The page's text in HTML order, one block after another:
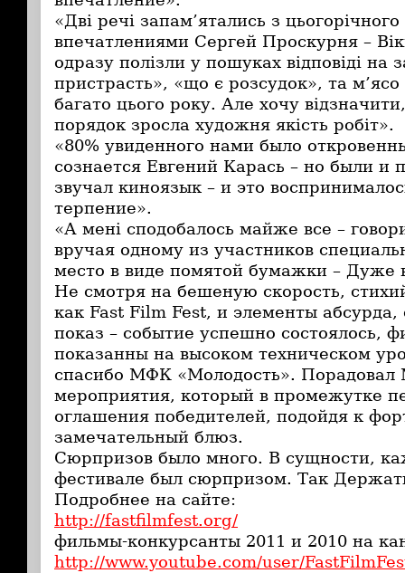
«Дві речі запам’ятались з
впечатлениями Сергей Проскурня –
одразу полізли у пошуках відповіді
пристрасть», «що є розсудок», та
багато цього року. Але хочу
порядок зросла художня якість робіт».
«80% увиденного нами было
сознается Евгений Карась – но были и
звучал киноязык – и это
терпение».
«А мені сподобалось майже все –
вручая одному из участников
место в виде помятой бумажки – Дуже
Не смотря на бешеную скорость,
как Fast Film Fest, и элементы
показ – событие успешно состоялось,
показанны на высоком техническом
спасибо МФК «Молодость».
мероприятия, который в промежутке
оглашения победителей, подойдя к
замечательный блюз.
Сюрпризов было много. В сущности,
фестивале был сюрпризом. Так
Подробнее на сайте:
http://fastfilmfest.org/
фильмы-конкурсанты 2011 и 2010 на
http://www.youtube.com/user/